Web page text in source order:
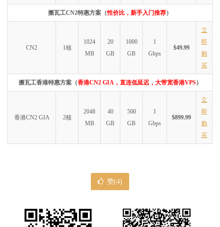
搬瓦工CN2特惠方案（性价比，新手入门推荐）
CN2 1核
1024
MB
20
GB
1000
GB
1
Gbps
$49.99
立
即
购
买
搬瓦工香港特惠方案（香港CN2 GIA，直连低延迟，大带宽香港VPS）
香港CN2 GIA 2核
2048
MB
40
GB
500
GB
1
Gbps
$899.99
立
即
购
买
赞(4)